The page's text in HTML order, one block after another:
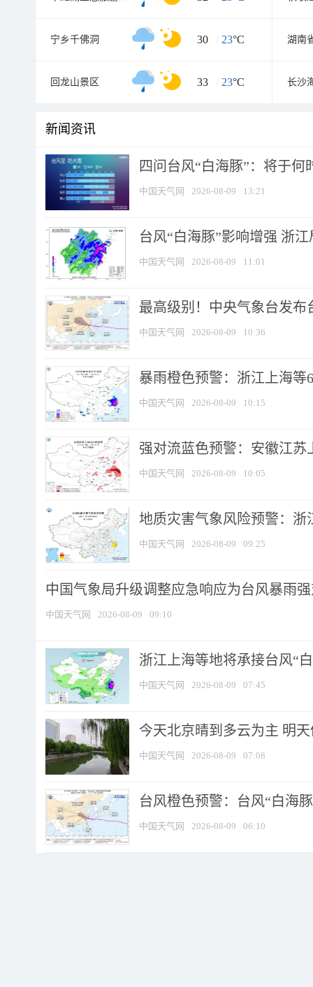
宁乡千佛洞 30 / 23°C 湖南
回龙山景区 33 / 23°C 长沙
新闻资讯
四问台风“白海豚”：将于
中国天气网 2026-08-09 13:21
台风“白海豚”影响增强 浙
中国天气网 2026-08-09 11:01
最高级别！中央气象台发布
中国天气网 2026-08-09 10:36
暴雨橙色预警：浙江上海等
中国天气网 2026-08-09 10:15
强对流蓝色预警：安徽江苏
中国天气网 2026-08-09 10:05
地质灾害气象风险预警：浙
中国天气网 2026-08-09 09:25
中国气象局升级调整应急响应为台风暴雨
中国天气网 2026-08-09 09:10
浙江上海等地将承接台风“
中国天气网 2026-08-09 07:45
今天北京晴到多云为主 明
中国天气网 2026-08-09 07:08
台风橙色预警：台风“白海
中国天气网 2026-08-09 06:10